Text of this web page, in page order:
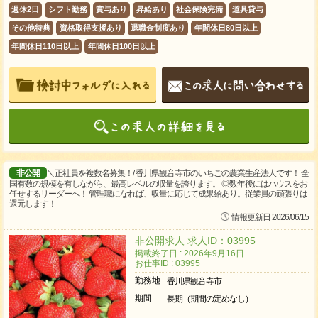
週休2日 シフト勤務 賞与あり 昇給あり 社会保険完備 道具貸与
その他特典 資格取得支援あり 退職金制度あり 年間休日80日以上
年間休日110日以上 年間休日100日以上
非公開
＼正社員を複数名募集！/ 香川県観音寺市のいちごの農業生産法人です！ 全
国有数の規模を有しながら、最高レベルの収量を誇ります。 ◎数年後にはハウスをお
任せするリーダーへ！ 管理職になれば、収量に応じて成果給あり。従業員の頑張りは
還元します！
情報更新日 2026/06/15
非公開求人 求人ID：03995
掲載終了日 : 2026年9月16日
お仕事ID : 03995
勤務地
香川県観音寺市
期間
長期（期間の定めなし）